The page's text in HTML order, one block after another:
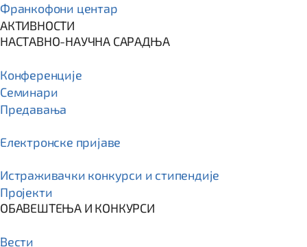
Франкофони центар
АКТИВНОСТИ
НАСТАВНО-НАУЧНА САРАДЊА
Конференције
Семинари
Предавања
Електронске пријаве
Истраживачки конкурси и стипендије
Пројекти
ОБАВЕШТЕЊА И КОНКУРСИ
Вести